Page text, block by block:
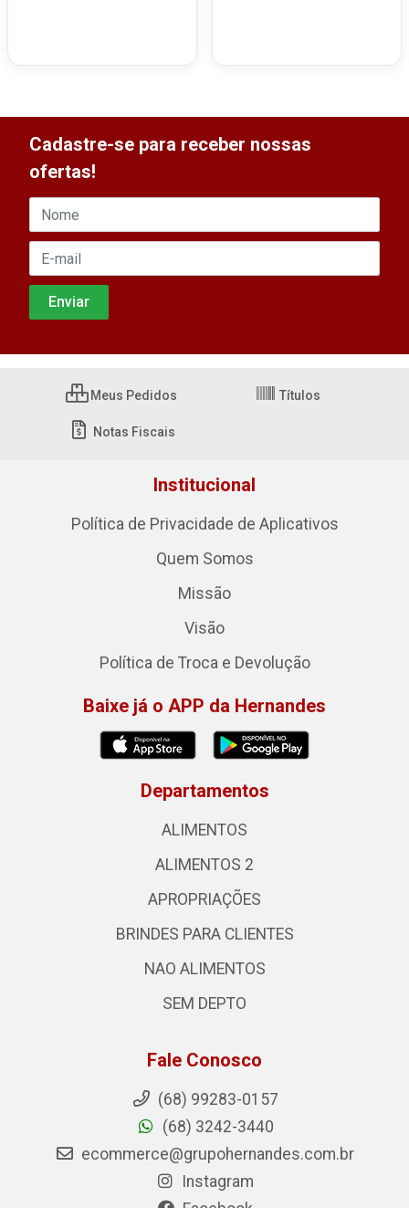
Cadastre-se para receber nossas
ofertas!
Meus Pedidos Títulos
Notas Fiscais
Institucional
Política de Privacidade de Aplicativos
Quem Somos
Missão
Visão
Política de Troca e Devolução
Baixe já o APP da Hernandes
Departamentos
ALIMENTOS
ALIMENTOS 2
APROPRIAÇÕES
BRINDES PARA CLIENTES
NAO ALIMENTOS
SEM DEPTO
Fale Conosco
(68) 99283-0157
(68) 3242-3440
ecommerce@grupohernandes.com.br
Instagram